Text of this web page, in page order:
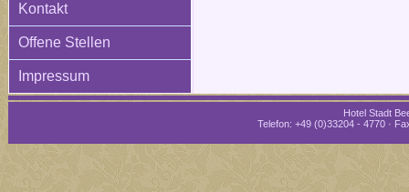
Kontakt
Offene Stellen
Impressum
Hotel Stadt
Telefon: +49 (0)33204 - 4770 ·